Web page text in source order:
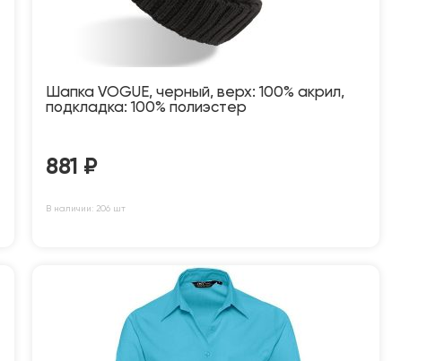
Шапка VOGUE, черный, верх: 100% акрил,
подкладка: 100% полиэстер
881 ₽
В наличии: 206 шт